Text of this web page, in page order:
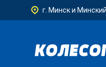
г. Минск и